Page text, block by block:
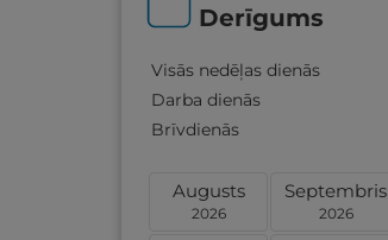
Derīgums
Visās nedēļas dienās
Darba dienās
Brīvdienās
Augusts
2026
Septembris
2026